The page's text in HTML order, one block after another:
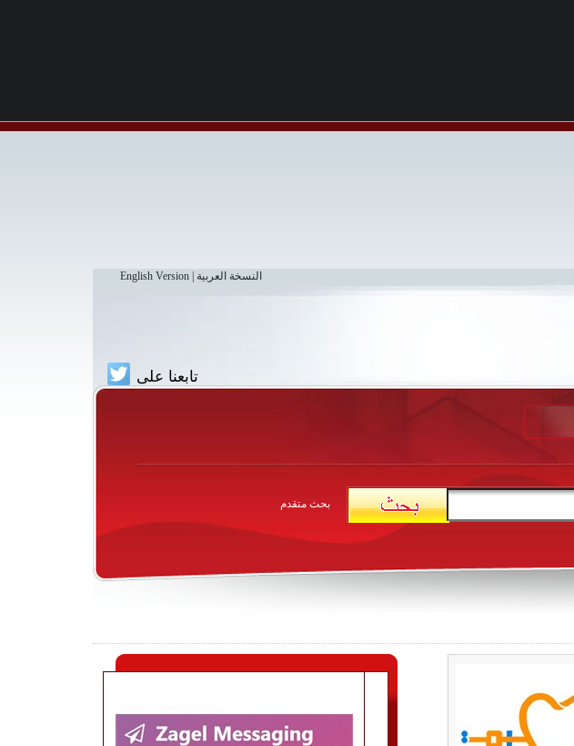
النسخة العربية English Version
تابعنا على
بحث متقدم